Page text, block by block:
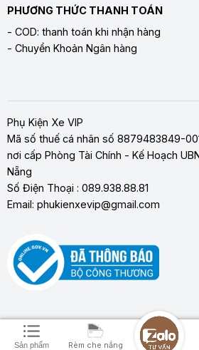
PHƯƠNG THỨC THANH TOÁN
- COD: thanh toán khi nhận hàng
- Chuyển Khoản Ngân hàng
Phụ Kiện Xe VIP
Mã số thuế cá nhân số 8879483849-
nơi cấp Phòng Tài Chính - Kế Hoạch
Nẵng
Số Điện Thoại : 089.938.88.81
Email: phukienxevip@gmail.com
Copyright 2026 ©Phụ
Sản phẩm Rèm che nắng